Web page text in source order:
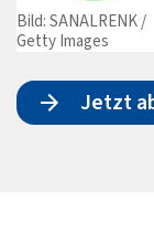
Bild: SANALRENK /
Getty Images
Jetzt